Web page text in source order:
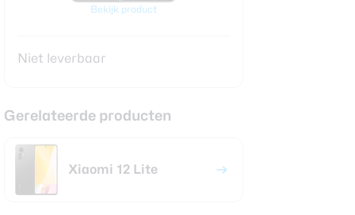
Bekijk product
Niet leverbaar
Gerelateerde producten
Xiaomi 12 Lite